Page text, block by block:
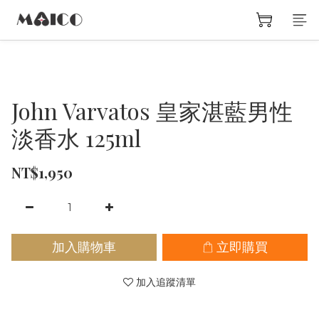
John Varvatos 皇家湛藍男性
淡香水 125ml
NT$1,950
加入購物車 立即購買
加入追蹤清單